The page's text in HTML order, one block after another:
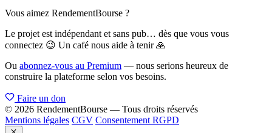
Vous aimez RendementBourse ?
Le projet est indépendant et sans pub… dès que vous vous
connectez 😉 Un café nous aide à tenir 🙏
Ou abonnez-vous au Premium — nous serions heureux de
construire la plateforme selon vos besoins.
Faire un don
© 2026 RendementBourse — Tous droits réservés
Mentions légales CGV Consentement RGPD